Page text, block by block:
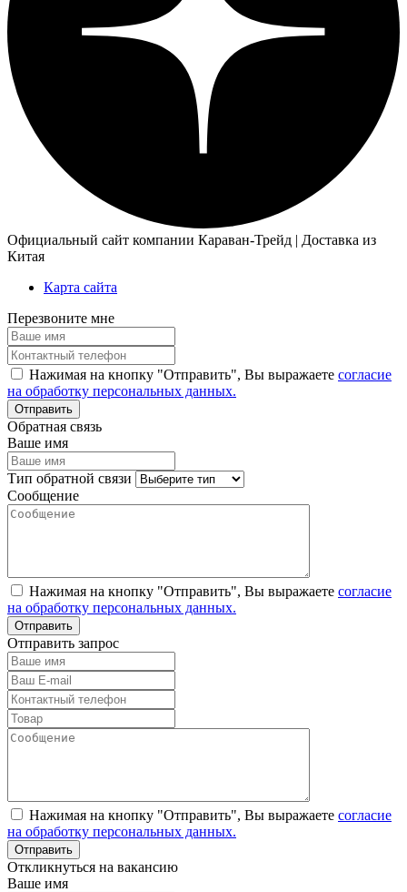
Официальный сайт компании Караван-Трейд | Доставка из
Китая
Карта сайта
Перезвоните мне
Нажимая на кнопку "Отправить", Вы выражаете согласие
на обработку персональных данных.
Обратная связь
Ваше имя
Тип обратной связи
Сообщение
Нажимая на кнопку "Отправить", Вы выражаете согласие
на обработку персональных данных.
Отправить запрос
Нажимая на кнопку "Отправить", Вы выражаете согласие
на обработку персональных данных.
Откликнуться на вакансию
Ваше имя